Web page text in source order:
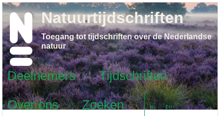
Deelnemers
Tijdschriften
Over ons
Zoeken NL EN
Natuurtijdschriften
Toegang tot tijdschriften over de Nederlandse
natuur